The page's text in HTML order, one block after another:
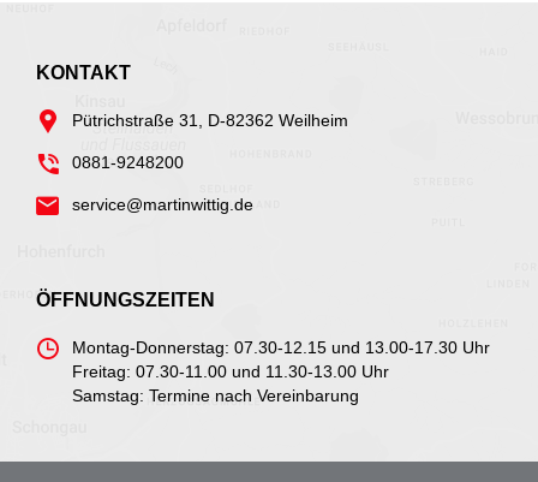
KONTAKT
Pütrichstraße 31, D-82362 Weilheim
0881-9248200
service@martinwittig.de
ÖFFNUNGSZEITEN
Montag-Donnerstag: 07.30-12.15 und 13.00-17.30 Uhr
Freitag: 07.30-11.00 und 11.30-13.00 Uhr
Samstag: Termine nach Vereinbarung